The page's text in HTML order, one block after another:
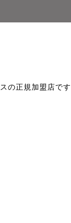
の正規加盟店で